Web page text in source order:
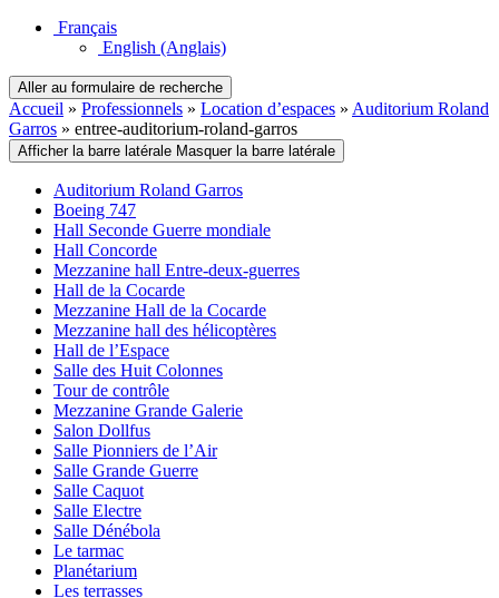
Français
English (Anglais)
Aller au formulaire de recherche
Accueil » Professionnels » Location d’espaces » Auditorium Roland
Garros » entree-auditorium-roland-garros
Afficher la barre latérale Masquer la barre latérale
Auditorium Roland Garros
Boeing 747
Hall Seconde Guerre mondiale
Hall Concorde
Mezzanine hall Entre-deux-guerres
Hall de la Cocarde
Mezzanine Hall de la Cocarde
Mezzanine hall des hélicoptères
Hall de l’Espace
Salle des Huit Colonnes
Tour de contrôle
Mezzanine Grande Galerie
Salon Dollfus
Salle Pionniers de l’Air
Salle Grande Guerre
Salle Caquot
Salle Electre
Salle Dénébola
Le tarmac
Planétarium
Les terrasses